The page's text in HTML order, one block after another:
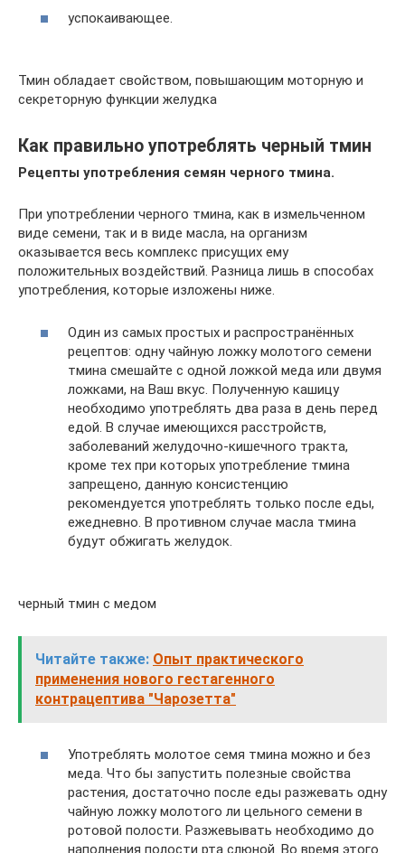
успокаивающее.
Тмин обладает свойством, повышающим моторную и
секреторную функции желудка
Как правильно употреблять черный тмин
Рецепты употребления семян черного тмина.
При употреблении черного тмина, как в измельченном
виде семени, так и в виде масла, на организм
оказывается весь комплекс присущих ему
положительных воздействий. Разница лишь в способах
употребления, которые изложены ниже.
Один из самых простых и распространённых
рецептов: одну чайную ложку молотого семени
тмина смешайте с одной ложкой меда или двумя
ложками, на Ваш вкус. Полученную кашицу
необходимо употреблять два раза в день перед
едой. В случае имеющихся расстройств,
заболеваний желудочно-кишечного тракта,
кроме тех при которых употребление тмина
запрещено, данную консистенцию
рекомендуется употреблять только после еды,
ежедневно. В противном случае масла тмина
будут обжигать желудок.
черный тмин с медом
Читайте также: Опыт практического
применения нового гестагенного
контрацептива "Чарозетта"
Употреблять молотое семя тмина можно и без
меда. Что бы запустить полезные свойства
растения, достаточно после еды разжевать одну
чайную ложку молотого ли цельного семени в
ротовой полости. Разжевывать необходимо до
наполнения полости рта слюной. Во время этого